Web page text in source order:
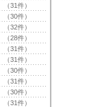
（31件）
（30件）
（32件）
（28件）
（31件）
（31件）
（30件）
（31件）
（30件）
（31件）